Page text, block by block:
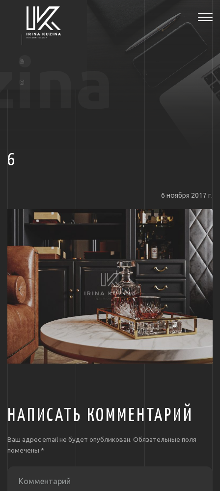
6
6 ноября 2017 г.
НАПИСАТЬ КОММЕНТАРИЙ
Ваш адрес email не будет опубликован. Обязательные поля
помечены *